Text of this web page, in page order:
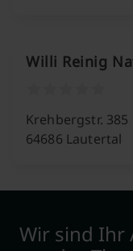
Willi Reinig
Krehbergstr. 385
64686 Lautertal
Wir sind Ihr